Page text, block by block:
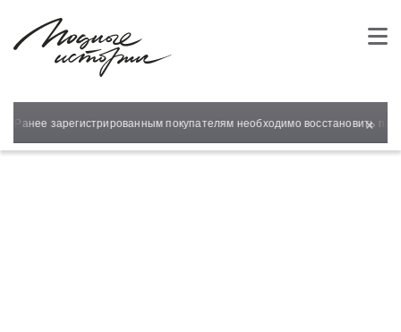
Ранее зарегистрированным покупателям необходимо восстановить×